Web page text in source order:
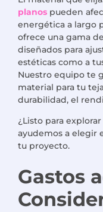
planos pueden
energética a largo
ofrece una gama
diseñados para
estéticas como a
Nuestro equipo te
material para tu
durabilidad, el
¿Listo para
ayudemos a elegir
tu proyecto.
Gastos